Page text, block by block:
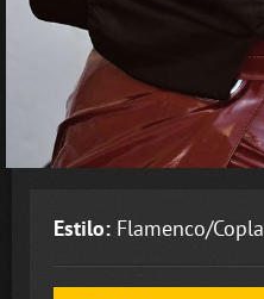
Estilo: Flamenco/Copla